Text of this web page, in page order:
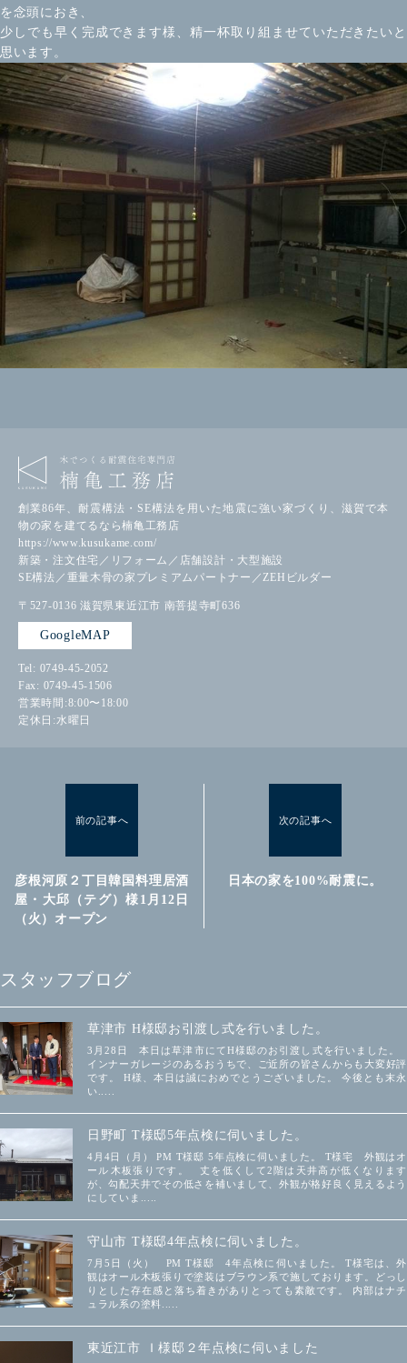
を念頭におき、
少しでも早く完成できます様、精一杯取り組ませていただきたいと
思います。
創業86年、耐震構法・SE構法を用いた地震に強い家づくり、滋賀で本
物の家を建てるなら楠亀工務店
https://www.kusukame.com/
新築・注文住宅／リフォーム／店舗設計・大型施設
SE構法／重量木骨の家プレミアムパートナー／ZEHビルダー
〒527-0136 滋賀県東近江市 南菩提寺町636
GoogleMAP
Tel: 0749-45-2052
Fax: 0749-45-1506
営業時間:8:00〜18:00
定休日:水曜日
前の記事へ
彦根河原２丁目韓国料理居酒
屋・大邱（テグ）様1月12日
（火）オープン
次の記事へ
日本の家を100%耐震に。
スタッフブログ
草津市 H様邸お引渡し式を行いました。
3月28日 本日は草津市にてH様邸のお引渡し式を行いました。
インナーガレージのあるおうちで、ご近所の皆さんからも大変好評
です。 H様、本日は誠におめでとうございました。 今後とも末永
い.....
日野町 T様邸5年点検に伺いました。
4月4日（月） PM T様邸 5年点検に伺いました。 T様宅 外観はオ
ール木板張りです。 丈を低くして2階は天井高が低くなります
が、勾配天井でその低さを補いまして、外観が格好良く見えるよう
にしていま.....
守山市 T様邸4年点検に伺いました。
7月5日（火） PM T様邸 4年点検に伺いました。 T様宅は、外
観はオール木板張りで塗装はブラウン系で施しております。どっし
りとした存在感と落ち着きがありとっても素敵です。 内部はナチ
ュラル系の塗料.....
東近江市 Ｉ様邸２年点検に伺いました